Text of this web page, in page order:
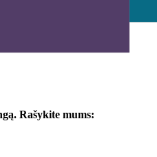
Rašykite mums: